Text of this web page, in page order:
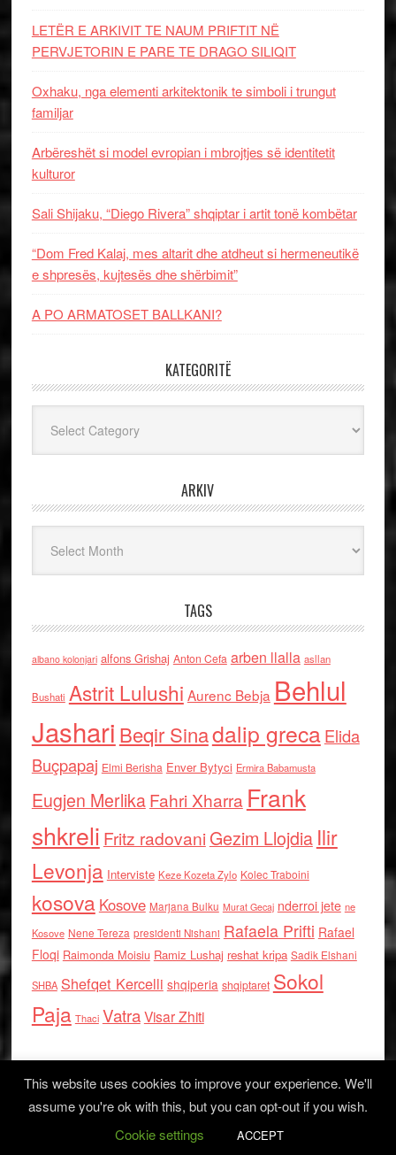
LETËR E ARKIVIT TE NAUM PRIFTIT NË
PERVJETORIN E PARE TE DRAGO SILIQIT
Oxhaku, nga elementi arkitektonik te simboli i trungut
familjar
Arbëreshët si model evropian i mbrojtjes së identitetit
kulturor
Sali Shijaku, “Diego Rivera” shqiptar i artit tonë kombëtar
“Dom Fred Kalaj, mes altarit dhe atdheut si hermeneutikë
e shpresës, kujtesës dhe shërbimit”
A PO ARMATOSET BALLKANI?
KATEGORITË
ARKIV
TAGS
albano kolonjari alfons Grishaj Anton Cefa arben llalla asllan
Bushati Astrit Lulushi Aurenc Bebja Behlul
Jashari Beqir Sinadalip grecaElida
Buçpapaj Elmi Berisha Enver Bytyci Ermira Babamusta
Eugjen MerlikaFahri Xharra Frank
shkreli Fritz radovaniGezim Llojdia Ilir
Levonja Interviste Keze Kozeta Zylo Kolec Traboini
kosova Kosove Marjana Bulku Murat Gecaj nderroi jete ne
Kosove Nene Tereza presidenti Nishani Rafaela Prifti Rafael
Floqi Raimonda Moisiu Ramiz Lushaj reshat kripa Sadik Elshani
SHBA Shefqet Kercelli shqiperia shqiptaret Sokol
Paja Thaci VatraVisar Zhiti
Log in
This website uses cookies to improve your experience. We'll
assume you're ok with this, but you can opt-out if you wish.
Cookie settings
ACCEPT